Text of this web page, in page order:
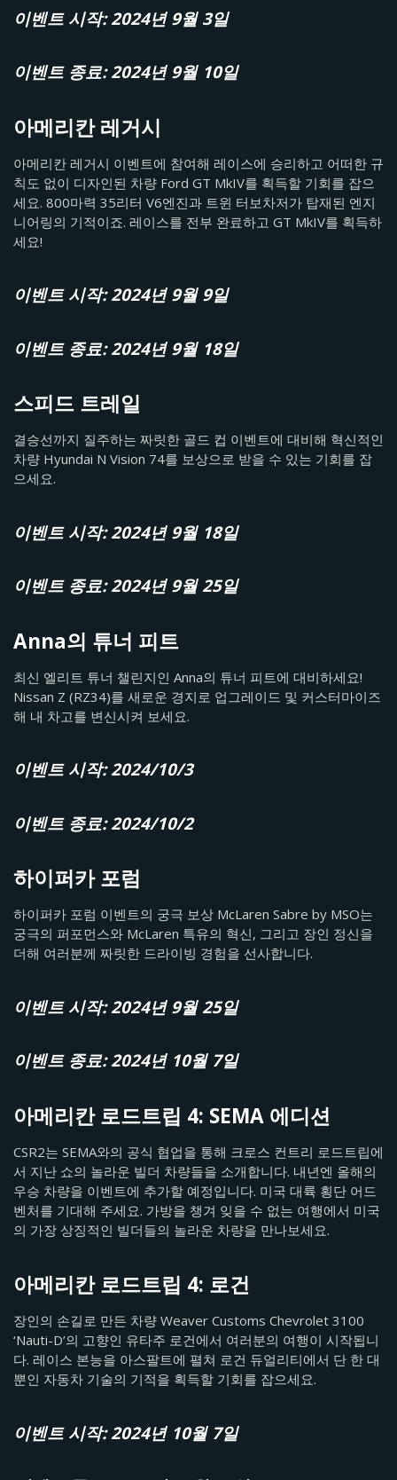
이벤트 시작: 2024년 9월 3일
이벤트 종료: 2024년 9월 10일
아메리칸 레거시
아메리칸 레거시 이벤트에 참여해 레이스에 승리하고 어떠한 규
칙도 없이 디자인된 차량 Ford GT MkIV를 획득할 기회를 잡으
세요. 800마력 35리터 V6엔진과 트윈 터보차저가 탑재된 엔지
니어링의 기적이죠. 레이스를 전부 완료하고 GT MkIV를 획득하
세요!
이벤트 시작: 2024년 9월 9일
이벤트 종료: 2024년 9월 18일
스피드 트레일
결승선까지 질주하는 짜릿한 골드 컵 이벤트에 대비해 혁신적인
차량 Hyundai N Vision 74를 보상으로 받을 수 있는 기회를 잡
으세요.
이벤트 시작: 2024년 9월 18일
이벤트 종료: 2024년 9월 25일
Anna의 튜너 피트
최신 엘리트 튜너 챌린지인 Anna의 튜너 피트에 대비하세요!
Nissan Z (RZ34)를 새로운 경지로 업그레이드 및 커스터마이즈
해 내 차고를 변신시켜 보세요.
이벤트 시작: 2024/10/3
이벤트 종료: 2024/10/2
하이퍼카 포럼
하이퍼카 포럼 이벤트의 궁극 보상 McLaren Sabre by MSO는
궁극의 퍼포먼스와 McLaren 특유의 혁신, 그리고 장인 정신을
더해 여러분께 짜릿한 드라이빙 경험을 선사합니다.
이벤트 시작: 2024년 9월 25일
이벤트 종료: 2024년 10월 7일
아메리칸 로드트립 4: SEMA 에디션
CSR2는 SEMA와의 공식 협업을 통해 크로스 컨트리 로드트립에
서 지난 쇼의 놀라운 빌더 차량들을 소개합니다. 내년엔 올해의
우승 차량을 이벤트에 추가할 예정입니다. 미국 대륙 횡단 어드
벤처를 기대해 주세요. 가방을 챙겨 잊을 수 없는 여행에서 미국
의 가장 상징적인 빌더들의 놀라운 차량을 만나보세요.
아메리칸 로드트립 4: 로건
장인의 손길로 만든 차량 Weaver Customs Chevrolet 3100
‘Nauti-D’의 고향인 유타주 로건에서 여러분의 여행이 시작됩니
다. 레이스 본능을 아스팔트에 펼쳐 로건 듀얼리티에서 단 한 대
뿐인 자동차 기술의 기적을 획득할 기회를 잡으세요.
이벤트 시작: 2024년 10월 7일